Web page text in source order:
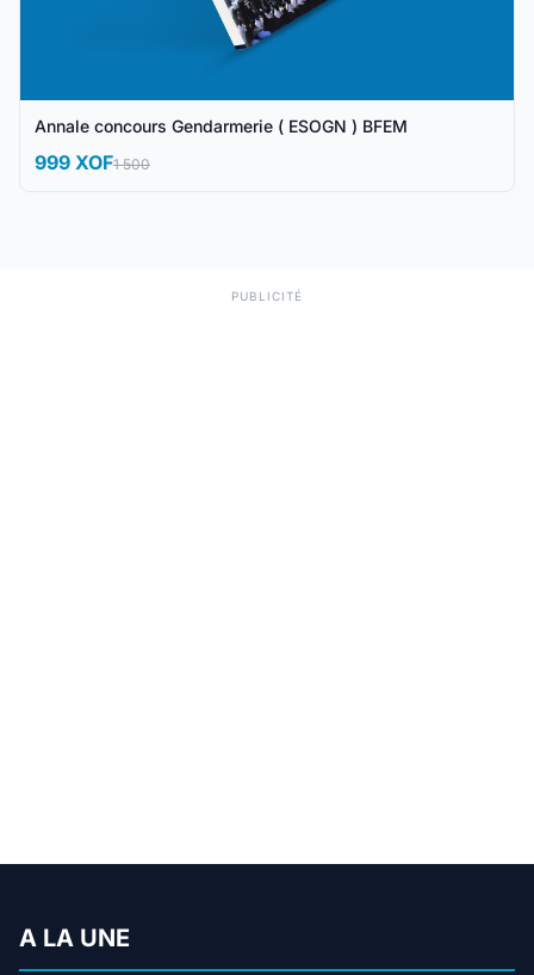
Annale concours Gendarmerie ( ESOGN ) BFEM
999 XOF1 500
PUBLICITÉ
A LA UNE